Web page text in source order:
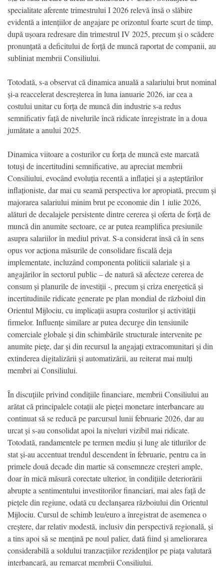
specialitate aferente trimestrului I 2026 relevă însă o slăbire
evidentă a intențiilor de angajare pe orizontul foarte scurt de timp,
după ușoara redresare din trimestrul IV 2025, precum și o scădere
pronunțată a deficitului de forță de muncă raportat de companii, au
subliniat membrii Consiliului.
Totodată, s-a observat că dinamica anuală a salariului brut nominal
și-a reaccelerat descreșterea în luna ianuarie 2026, iar cea a
costului unitar cu forța de muncă din industrie s-a redus
semnificativ față de nivelurile încă ridicate înregistrate în a doua
jumătate a anului 2025.
Dinamica viitoare a costurilor cu forța de muncă este marcată
totuși de incertitudini semnificative, au apreciat membrii
Consiliului, evocând evoluția recentă a inflației și a așteptărilor
inflaționiste, dar mai cu seamă perspectiva lor apropiată, precum și
majorarea salariului minim brut pe economie din 1 iulie 2026,
alături de decalajele persistente dintre cererea și oferta de forță de
muncă din anumite sectoare, ce ar putea reamplifica presiunile
asupra salariilor în mediul privat. S-a considerat însă că în sens
opus vor acționa măsurile de consolidare fiscală deja
implementate, incluzând componenta politicii salariale și a
angajărilor în sectorul public – de natură să afecteze cererea de
consum și planurile de investiții -, precum și criza energetică și
incertitudinile ridicate generate pe plan mondial de războiul din
Orientul Mijlociu, cu implicații asupra costurilor și activității
firmelor. Influențe similare ar putea decurge din tensiunile
comerciale globale și din schimbările structurale intervenite pe
anumite piețe, dar și din recursul la angajați extracomunitari și din
extinderea digitalizării și automatizării, au reiterat mai mulți
membri ai Consiliului.
În discuțiile privind condițiile financiare, membrii Consiliului au
arătat că principalele cotații ale pieței monetare interbancare au
continuat să se reducă pe parcursul lunii februarie 2026, dar au
urcat și s-au consolidat apoi la niveluri vizibil mai ridicate.
Totodată, randamentele pe termen mediu și lung ale titlurilor de
stat și-au accentuat trendul descendent în februarie, pentru ca în
primele două decade din martie să consemneze creșteri ample,
doar în mică măsură corectate ulterior, în condițiile deteriorării
abrupte a sentimentului investitorilor financiari, mai ales față de
piețele din regiune, odată cu declanșarea războiului din Orientul
Mijlociu. Cursul de schimb leu/euro a înregistrat de asemenea o
creștere, dar relativ modestă, inclusiv din perspectivă regională, și
a tins apoi să se mențină pe noul palier, dată fiind și ameliorarea
considerabilă a soldului tranzacțiilor rezidenților pe piața valutară
interbancară, au remarcat membrii Consiliului.